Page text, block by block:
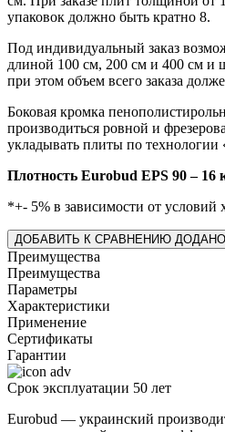
упаковок должно быть кратно 8.
Под индивидуальный заказ
длиной 100 см, 200 см и 400 см и
при этом объем всего заказа
Боковая кромка
производиться ровной и
укладывать плиты по технологии
Плотность Eurobud EPS 90 – 16
*+- 5% в зависимости от условий
ДОБАВИТЬ К СРАВНЕНИЮ
Преимущества
Преимущества
Параметры
Характеристики
Применение
Сертификаты
Гарантии
Срок эксплуатации 50 лет
Eurobud — украинский